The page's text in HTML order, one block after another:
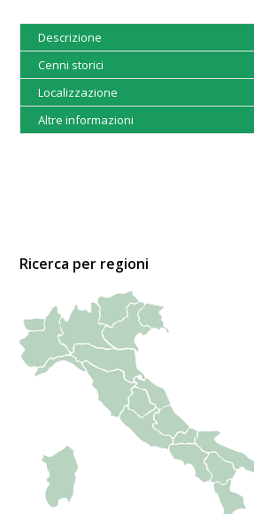
Descrizione
Cenni storici
Localizzazione
Altre informazioni
Ricerca per regioni